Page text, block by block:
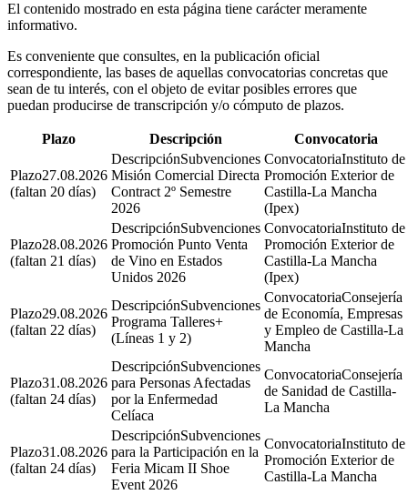
El contenido mostrado en esta página tiene carácter meramente
informativo.
Es conveniente que consultes, en la publicación oficial
correspondiente, las bases de aquellas convocatorias concretas que
sean de tu interés, con el objeto de evitar posibles errores que
puedan producirse de transcripción y/o cómputo de plazos.
Plazo Descripción Convocatoria
27.08.2026
(faltan 20 días)
Subvenciones
Misión Comercial Directa
Contract 2º Semestre
2026
Instituto de
Promoción Exterior de
Castilla-La Mancha
(Ipex)
28.08.2026
(faltan 21 días)
Subvenciones
Promoción Punto Venta
de Vino en Estados
Unidos 2026
Instituto de
Promoción Exterior de
Castilla-La Mancha
(Ipex)
29.08.2026
(faltan 22 días)
Subvenciones
Programa Talleres+
(Líneas 1 y 2)
Consejería
de Economía, Empresas
y Empleo de Castilla-La
Mancha
31.08.2026
(faltan 24 días)
Subvenciones
para Personas Afectadas
por la Enfermedad
Celíaca
Consejería
de Sanidad de Castilla-
La Mancha
31.08.2026
(faltan 24 días)
Subvenciones
para la Participación en la
Feria Micam II Shoe
Event 2026
Instituto de
Promoción Exterior de
Castilla-La Mancha